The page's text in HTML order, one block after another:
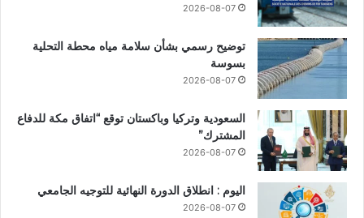
2026-08-07
توضيح رسمي بشأن سلامة مياه محطة التحلية
بسوسة
2026-08-07
السعودية وتركيا وباكستان توقع “اتفاق مكة للدفاع
المشترك”
2026-08-07
اليوم : انطلاق الدورة النهائية للتوجيه الجامعي
2026-08-07